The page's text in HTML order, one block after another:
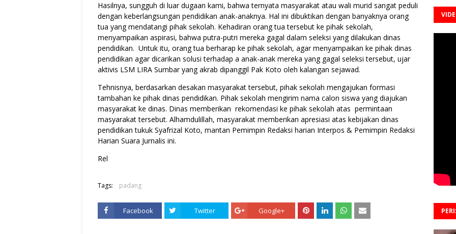
Hasilnya, sungguh di luar dugaan kami, bahwa ternyata masyarakat atau wali murid sangat peduli
dengan keberlangsungan pendidikan anak-anaknya. Hal ini dibuktikan dengan banyaknya orang
tua yang mendatangi pihak sekolah. Kehadiran orang tua tersebut ke pihak sekolah,
menyampaikan aspirasi, bahwa putra-putri mereka gagal dalam seleksi yang dilakukan dinas
pendidikan. Untuk itu, orang tua berharap ke pihak sekolah, agar menyampaikan ke pihak dinas
pendidikan agar dicarikan solusi terhadap a anak-anak mereka yang gagal seleksi tersebut, ujar
aktivis LSM LIRA Sumbar yang akrab dipanggil Pak Koto oleh kalangan sejawad.
Tehnisnya, berdasarkan desakan masyarakat tersebut, pihak sekolah mengajukan formasi
tambahan ke pihak dinas pendidikan. Pihak sekolah mengirim nama calon siswa yang diajukan
masyarakat ke dinas. Dinas memberikan rekomendasi ke pihak sekolah atas permintaan
masyarakat tersebut. Alhamdulillah, masyarakat memberikan apresiasi atas kebijakan dinas
pendidikan tukuk Syafrizal Koto, mantan Pemimpin Redaksi harian Interpos & Pemimpin Redaksi
Harian Suara Jurnalis ini.
Rel
Tags: padang
Facebook Twitter Google+